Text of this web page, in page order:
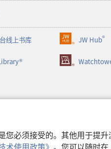
必须接受的。其他用于提升
术使用政策》 。您可以随时在
线上书库 JW Hub®
（打
开
新